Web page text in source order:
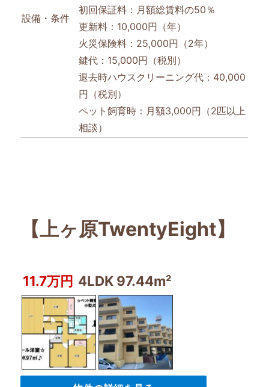
設備・条件
初回保証料：月額総賃料の50％
更新料：10,000円（年）
火災保険料：25,000円（2年）
鍵代：15,000円（税別）
退去時ハウスクリーニング代：40,000
円（税別）
ペット飼育時：月額3,000円（2匹以上
相談）
【上ヶ原TwentyEight】
11.7万円 4LDK 97.44m²